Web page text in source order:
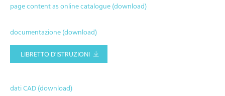
page content as online catalogue (download)
documentazione (download)
LIBRETTO D'ISTRUZIONI
dati CAD (download)